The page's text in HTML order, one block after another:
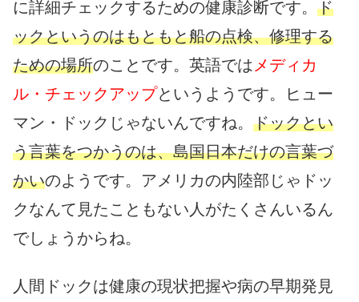
に詳細チェックするための健康診断です。 ド
ックというのはもともと船の点検、修理する
ための場所のことです。英語ではメディカ
ル・チェックアップというようです。ヒュー
マン・ドックじゃないんですね。 ドックとい
う言葉をつかうのは、島国日本だけの言葉づ
かいのようです。アメリカの内陸部じゃドッ
クなんて見たこともない人がたくさんいるん
でしょうからね。
人間ドックは健康の現状把握や病の早期発見